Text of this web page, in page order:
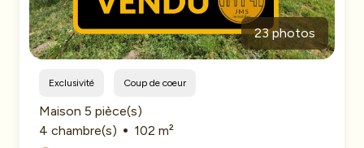
Biens
vendus
23 photos
Exclusivité Coup de coeur
Maison 5 pièce(s)
4 chambre(s)
102 m²